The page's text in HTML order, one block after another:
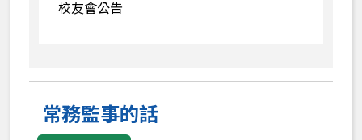
校友會公告
常務監事的話